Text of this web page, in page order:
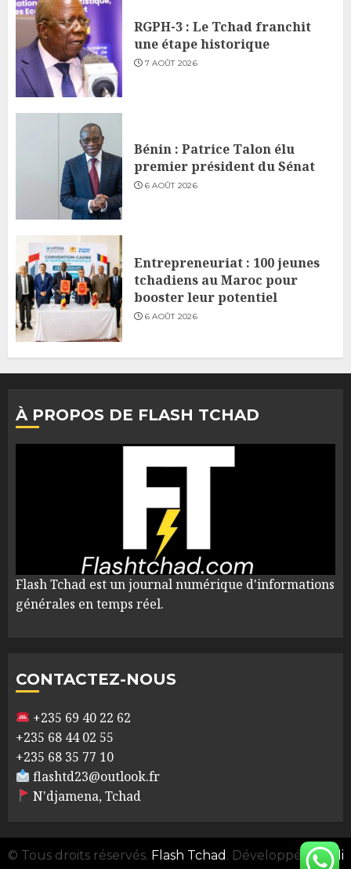
RGPH-3 : Le Tchad franchit
une étape historique
7 AOÛT 2026
Bénin : Patrice Talon élu
premier président du Sénat
6 AOÛT 2026
Entrepreneuriat : 100 jeunes
tchadiens au Maroc pour
booster leur potentiel
6 AOÛT 2026
À PROPOS DE FLASH TCHAD
Flash Tchad est un journal numérique d'informations
générales en temps réel.
CONTACTEZ-NOUS
+235 69 40 22 62
+235 68 44 02 55
+235 68 35 77 10
flashtd23@outlook.fr
N'djamena, Tchad
© Tous droits réservés. Flash Tchad . Développé parAli